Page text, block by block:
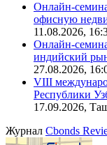
Онлайн-
офисную
11.08.2026,
Онлайн-
индийский
27.08.2026,
VIII
Республики
17.09.2026,
Журнал Cbonds